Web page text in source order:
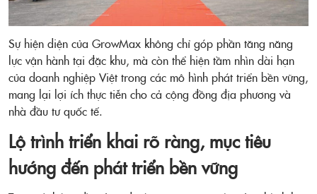
Sự hiện diện của GrowMax không chỉ góp phần tăng năng
lực vận hành tại đặc khu, mà còn thể hiện tầm nhìn dài hạn
của doanh nghiệp Việt trong các mô hình phát triển bền vững,
mang lại lợi ích thực tiễn cho cả cộng đồng địa phương và
nhà đầu tư quốc tế.
Lộ trình triển khai rõ ràng, mục tiêu
hướng đến phát triển bền vững